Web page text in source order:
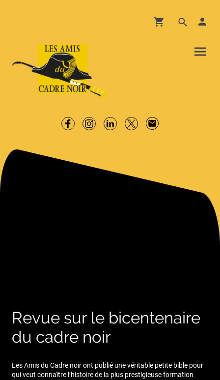
Revue sur le bicentenaire
du cadre noir
Les Amis du Cadre noir ont publié une véritable petite bible pour
qui veut connaître l’histoire de la plus prestigieuse formation